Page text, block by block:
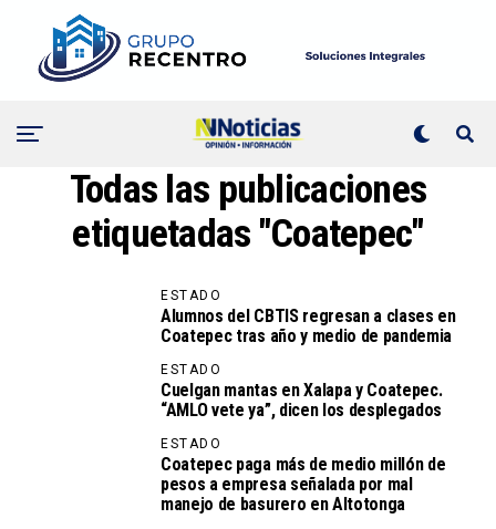
Todas las publicaciones
etiquetadas "Coatepec"
ESTADO
Alumnos del CBTIS regresan a clases en
Coatepec tras año y medio de pandemia
ESTADO
Cuelgan mantas en Xalapa y Coatepec.
“AMLO vete ya”, dicen los desplegados
ESTADO
Coatepec paga más de medio millón de
pesos a empresa señalada por mal
manejo de basurero en Altotonga